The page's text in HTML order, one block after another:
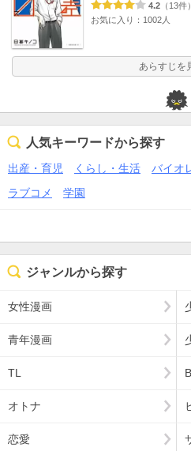
4.2 （13件）
お気に入り：1002人
あらすじを
人気キーワードから探す
出産・育児 くらし・生活 バイオ
ラブコメ
学園
ジャンルから探す
女性漫画
青年漫画
TL
オトナ
恋愛